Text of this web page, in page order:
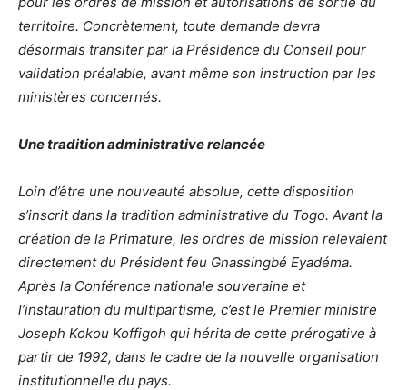
territoire. Concrètement, toute demande devra
désormais transiter par la Présidence du Conseil pour
validation préalable, avant même son instruction par les
ministères concernés.
Une tradition administrative relancée
Loin d’être une nouveauté absolue, cette disposition
s’inscrit dans la tradition administrative du Togo. Avant la
création de la Primature, les ordres de mission relevaient
directement du Président feu Gnassingbé Eyadéma.
Après la Conférence nationale souveraine et
l’instauration du multipartisme, c’est le Premier ministre
Joseph Kokou Koffigoh qui hérita de cette prérogative à
partir de 1992, dans le cadre de la nouvelle organisation
institutionnelle du pays.